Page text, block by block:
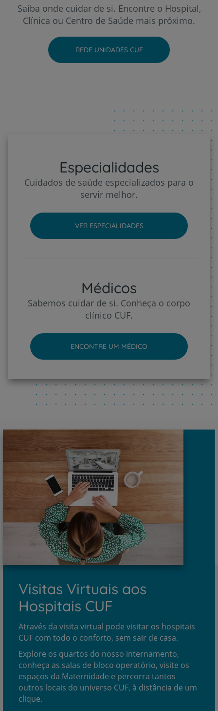
Hospital CUF Torres Vedras
Saiba onde cuidar de si. Encontre o Hospital,
Clínica ou Centro de Saúde mais próximo.
REDE UNIDADES CUF
Especialidades
Cuidados de saúde especializados para o
servir melhor.
VER ESPECIALIDADES
Médicos
Sabemos cuidar de si. Conheça o corpo
clínico CUF.
ENCONTRE UM MÉDICO
Visitas Virtuais aos
Hospitais CUF
Através da visita virtual pode visitar os hospitais
CUF com todo o conforto, sem sair de casa.
Explore os quartos do nosso internamento,
conheça as salas de bloco operatório, visite os
espaços da Maternidade e percorra tantos
outros locais do universo CUF, à distância de um
clique.